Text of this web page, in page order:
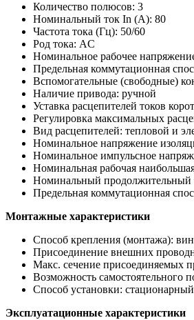
Количество полюсов: 3
Номинальный ток In (А): 80
Частота тока (Гц): 50/60
Род тока: AC
Номинальное рабочее
Предельная коммутационная
Вспомогательные (свободные)
Наличие привода: ручной
Уставка расцепителей токов
Регулировка максимальных
Вид расцепителей: тепловой и
Номинальное напряжение
Номинальное импульсное
Номинальная рабочая
Номинальный продолжительный
Предельная коммутационная
Монтажные характеристики
Способ крепления (монтажа):
Присоединение внешних
Макс. сечение присоединяемых
Возможность самостоятельного
Способ установки:
Эксплуатационные характеристики